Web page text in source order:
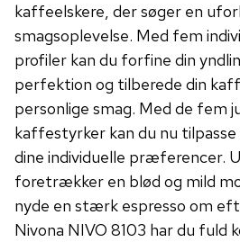
kaffeelskere, der søger en
smagsoplevelse. Med fem
profiler kan du forfine din
perfektion og tilberede din
personlige smag. Med de fem
kaffestyrker kan du nu
dine individuelle præferencer.
foretrækker en blød og mild
nyde en stærk espresso om
Nivona NIVO 8103 har du fuld